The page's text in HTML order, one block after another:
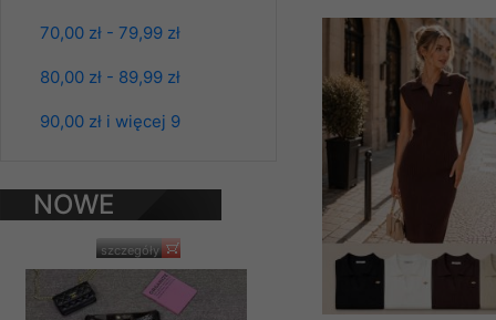
70,00 zł - 79,99 zł
80,00 zł - 89,99 zł
90,00 zł i więcej 9
NOWE
PRODUKTY
Spodnie damskie
jeansy Roz 25-30, 1
Kolor Paczka 10 szt
61.00 zł